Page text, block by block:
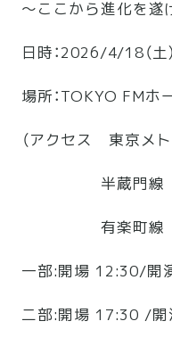
〜ここから進化を遂
日時：2026/4/18（土）
場所：TOKYO FMホ
（アクセス 東京メ
半蔵門線 半
有楽町線 麹
一部:開場 12:30/開
二部:開場 17:30 /